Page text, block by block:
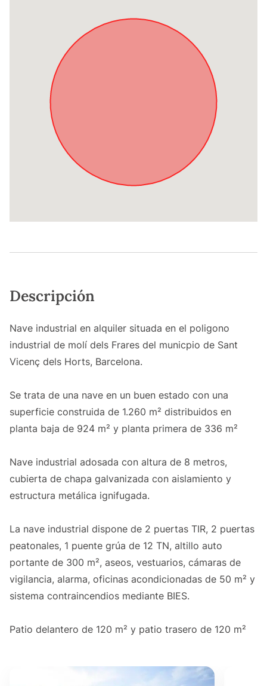
Descripción
Nave industrial en alquiler situada en el poligono
industrial de molí dels Frares del municpio de Sant
Vicenç dels Horts, Barcelona.
Se trata de una nave en un buen estado con una
superficie construida de 1.260 m² distribuidos en
planta baja de 924 m² y planta primera de 336 m²
Nave industrial adosada con altura de 8 metros,
cubierta de chapa galvanizada con aislamiento y
estructura metálica ignifugada.
La nave industrial dispone de 2 puertas TIR, 2 puertas
peatonales, 1 puente grúa de 12 TN, altillo auto
portante de 300 m², aseos, vestuarios, cámaras de
vigilancia, alarma, oficinas acondicionadas de 50 m² y
sistema contraincendios mediante BIES.
Patio delantero de 120 m² y patio trasero de 120 m²